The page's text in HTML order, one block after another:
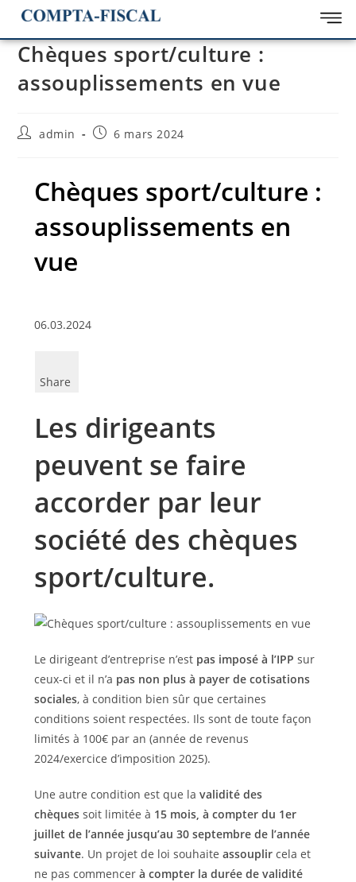
Chèques sport/culture :
assouplissements en vue
admin 6 mars 2024
Chèques sport/culture :
assouplissements en
vue
06.03.2024
Share
Les dirigeants
peuvent se faire
accorder par leur
société des chèques
sport/culture.
Le dirigeant d’entreprise n’est pas imposé à l’IPP sur
ceux-ci et il n’a pas non plus à payer de cotisations
sociales, à condition bien sûr que certaines
conditions soient respectées. Ils sont de toute façon
limités à 100€ par an (année de revenus
2024/exercice d’imposition 2025).
Une autre condition est que la validité des
chèquessoit limitée à 15 mois, à compter du 1er
juillet de l’année jusqu’au 30 septembre de l’année
suivante. Un projet de loi souhaite assouplircela et
ne pas commencer à compter la durée de validité